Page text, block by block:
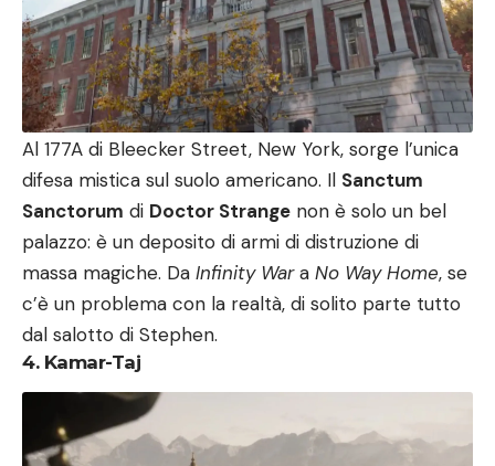
Al 177A di Bleecker Street, New York, sorge l’unica
difesa mistica sul suolo americano. Il Sanctum
Sanctorum di Doctor Strange non è solo un bel
palazzo: è un deposito di armi di distruzione di
massa magiche. Da Infinity Wara No Way Home, se
c’è un problema con la realtà, di solito parte tutto
dal salotto di Stephen.
4. Kamar-Taj